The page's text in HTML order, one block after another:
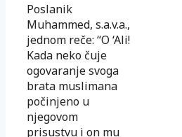
Poslanik
Muhammed, s.a.v.a.,
jednom reče: “O ‘Ali!
Kada neko čuje
ogovaranje svoga
brata muslimana
počinjeno u
njegovom
prisustvu i on mu